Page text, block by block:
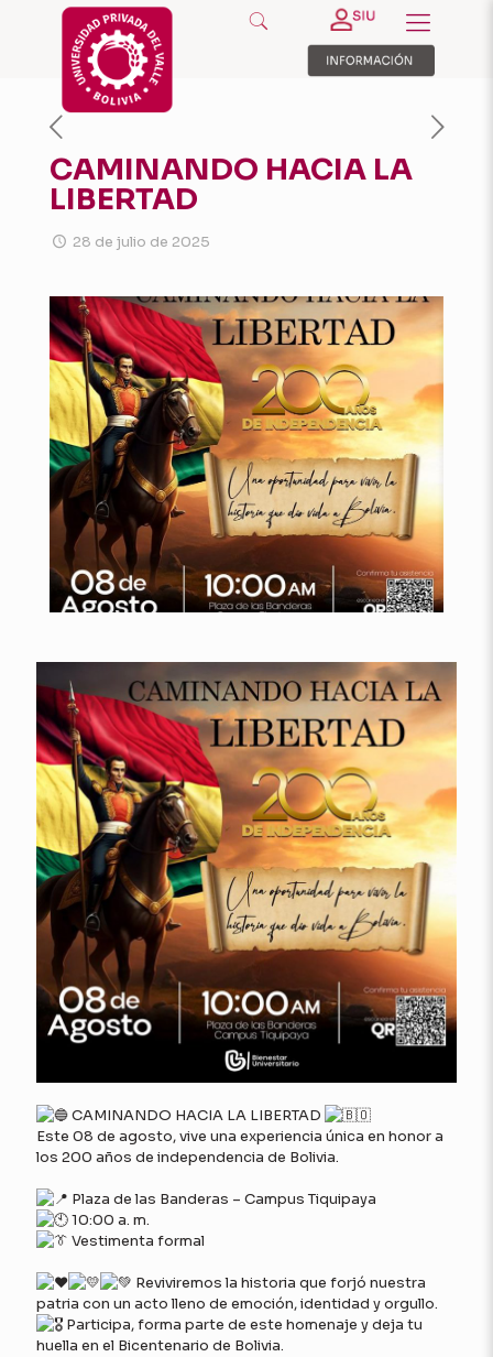
CAMINANDO HACIA LA
LIBERTAD
28 de julio de 2025
CAMINANDO HACIA LA LIBERTAD
Este 08 de agosto, vive una experiencia única en honor a
los 200 años de independencia de Bolivia.
Plaza de las Banderas – Campus Tiquipaya
10:00 a. m.
Vestimenta formal
Reviviremos la historia que forjó nuestra
patria con un acto lleno de emoción, identidad y orgullo.
Participa, forma parte de este homenaje y deja tu
huella en el Bicentenario de Bolivia.